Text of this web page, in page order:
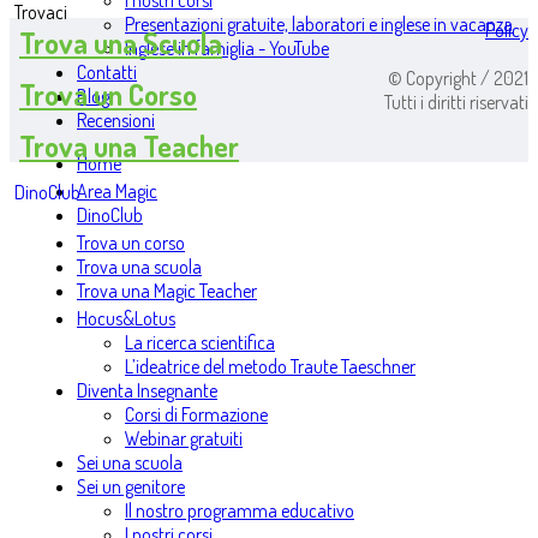
Presentazioni gratuite, laboratori e inglese in vacanza
Inglese in famiglia - YouTube
Contatti
Blog
Recensioni
Home
Area Magic
DinoClub
Trova un corso
Trova una scuola
Trova una Magic Teacher
Hocus&Lotus
La ricerca scientifica
L’ideatrice del metodo Traute Taeschner
Diventa Insegnante
Corsi di Formazione
Webinar gratuiti
Sei una scuola
Sei un genitore
Il nostro programma educativo
Trovaci
Trova una Scuola
Trova un Corso
Trova una Teacher
DinoClub
Policy
© Copyright / 2021
Tutti i diritti riservati